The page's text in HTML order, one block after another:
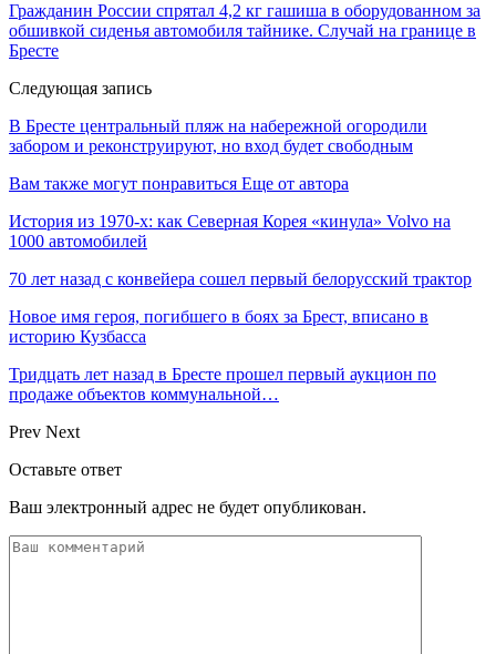
Гражданин России спрятал 4,2 кг гашиша в оборудованном за
обшивкой сиденья автомобиля тайнике. Случай на границе в
Бресте
Следующая запись
В Бресте центральный пляж на набережной огородили
забором и реконструируют, но вход будет свободным
Вам также могут понравиться Еще от автора
История из 1970-х: как Северная Корея «кинула» Volvo на
1000 автомобилей
70 лет назад с конвейера сошел первый белорусский трактор
Новое имя героя, погибшего в боях за Брест, вписано в
историю Кузбасса
Тридцать лет назад в Бресте прошел первый аукцион по
продаже объектов коммунальной…
Prev Next
Оставьте ответ
Ваш электронный адрес не будет опубликован.